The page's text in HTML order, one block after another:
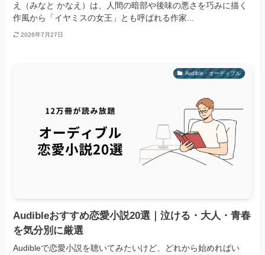
え（みなと かなえ）は、人間の暗部や後味の悪さを巧みに描く
作風から「イヤミスの女王」とも呼ばれる作家...
2026年7月27日
Audible・オーディブル
Audibleおすすめ恋愛小説20選｜泣ける・大人・青春
を気分別に厳選
Audibleで恋愛小説を聴いてみたいけど、どれから始めればい